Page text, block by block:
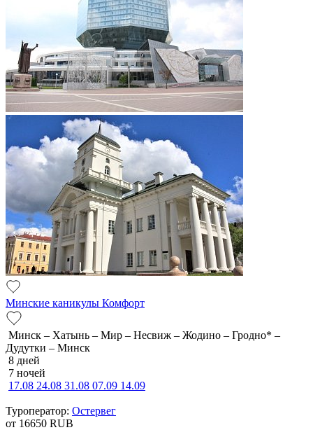
Минские каникулы Комфорт
Минск – Хатынь – Мир – Несвиж – Жодино – Гродно* –
Дудутки – Минск
8 дней
7 ночей
17.08 24.08 31.08 07.09 14.09
Туроператор: Остервег
от 16650 RUB